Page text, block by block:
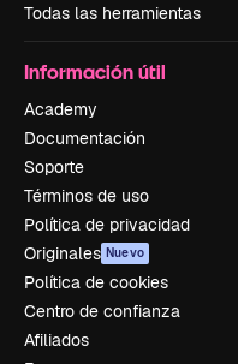
Todas las herramientas
Información útil
Academy
Documentación
Soporte
Términos de uso
Política de privacidad
Originales Nuevo
Política de cookies
Centro de confianza
Afiliados